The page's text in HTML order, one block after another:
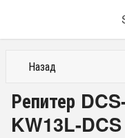
Назад
Репитер
KW13L-